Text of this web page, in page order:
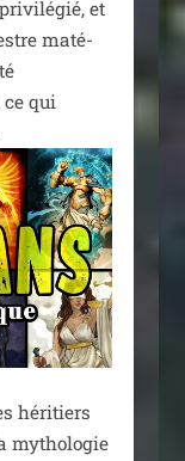
et
maté­
qui
héri­tiers
mytho­lo­gie